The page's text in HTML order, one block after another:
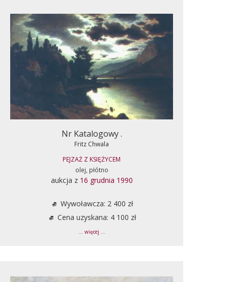
Nr Katalogowy .
Fritz Chwala
PEJZAŻ Z KSIĘŻYCEM
olej, płótno
aukcja z 16 grudnia 1990
Wywoławcza: 2 400 zł
Cena uzyskana: 4 100 zł
... więcej ...